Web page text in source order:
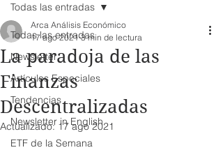
Todas las entradas
Newsletter
Artículos Especiales
Tendencias
Newsletter in English
ETF de la Semana
Todas las entradas
La paradoja de las
Finanzas
Descentralizadas
Arca Análisis Económico
17 ago 2021 3 min de lectura
Actualizado: 17 ago 2021